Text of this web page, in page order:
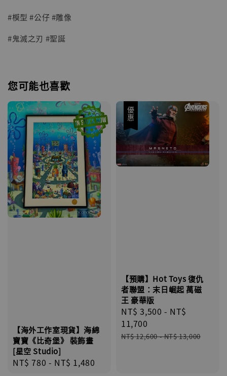
#模型 #公仔 #雕像
#鬼滅之刃 #聖誕
您可能也喜歡
【海外工作室現貨】海綿
寶寶《比奇堡》 裝飾畫
[星空 Studio]
Regular
NT$ 780 - NT$ 1,480
優惠
【預購】Hot Toys 復仇
者聯盟：末日崛起 萬磁
王 豪華版
Sale
price
NT$ 3,500 - NT$
11,700
Regular
NT$ 12,600-NT$ 13,000